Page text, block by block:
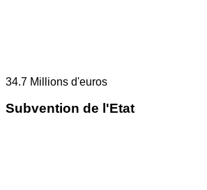
34.7 Millions d'euros
Subvention de l'Etat